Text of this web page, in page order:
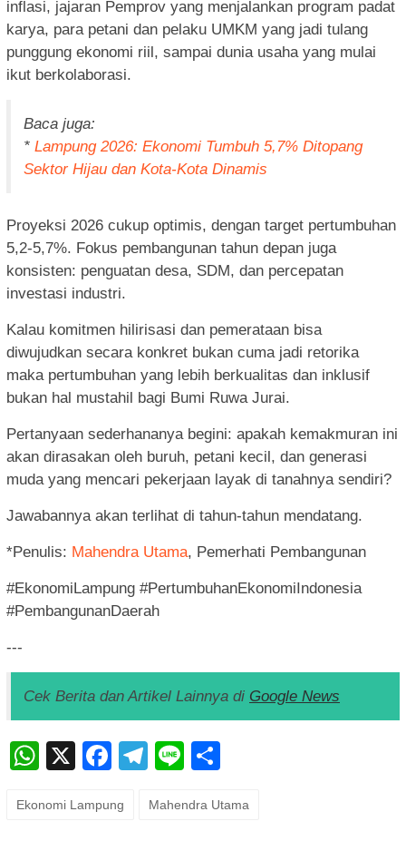
inflasi, jajaran Pemprov yang menjalankan program padat
karya, para petani dan pelaku UMKM yang jadi tulang
punggung ekonomi riil, sampai dunia usaha yang mulai
ikut berkolaborasi.
Baca juga:
* Lampung 2026: Ekonomi Tumbuh 5,7% Ditopang
Sektor Hijau dan Kota-Kota Dinamis
Proyeksi 2026 cukup optimis, dengan target pertumbuhan
5,2-5,7%. Fokus pembangunan tahun depan juga
konsisten: penguatan desa, SDM, dan percepatan
investasi industri.
Kalau komitmen hilirisasi dan pemerataan bisa
diwujudkan secara konkret bukan cuma jadi retorika
maka pertumbuhan yang lebih berkualitas dan inklusif
bukan hal mustahil bagi Bumi Ruwa Jurai.
Pertanyaan sederhananya begini: apakah kemakmuran ini
akan dirasakan oleh buruh, petani kecil, dan generasi
muda yang mencari pekerjaan layak di tanahnya sendiri?
Jawabannya akan terlihat di tahun-tahun mendatang.
*Penulis: Mahendra Utama, Pemerhati Pembangunan
#EkonomiLampung #PertumbuhanEkonomiIndonesia
#PembangunanDaerah
---
Cek Berita dan Artikel Lainnya di Google News
WhatsApp
X Facebook
Telegram
Line
Ekonomi Lampung Mahendra Utama